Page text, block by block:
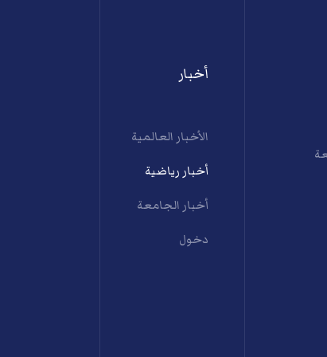
أخبار
الأخبار العالمية
أخبار رياضية
أخبار الجامعة
دخول